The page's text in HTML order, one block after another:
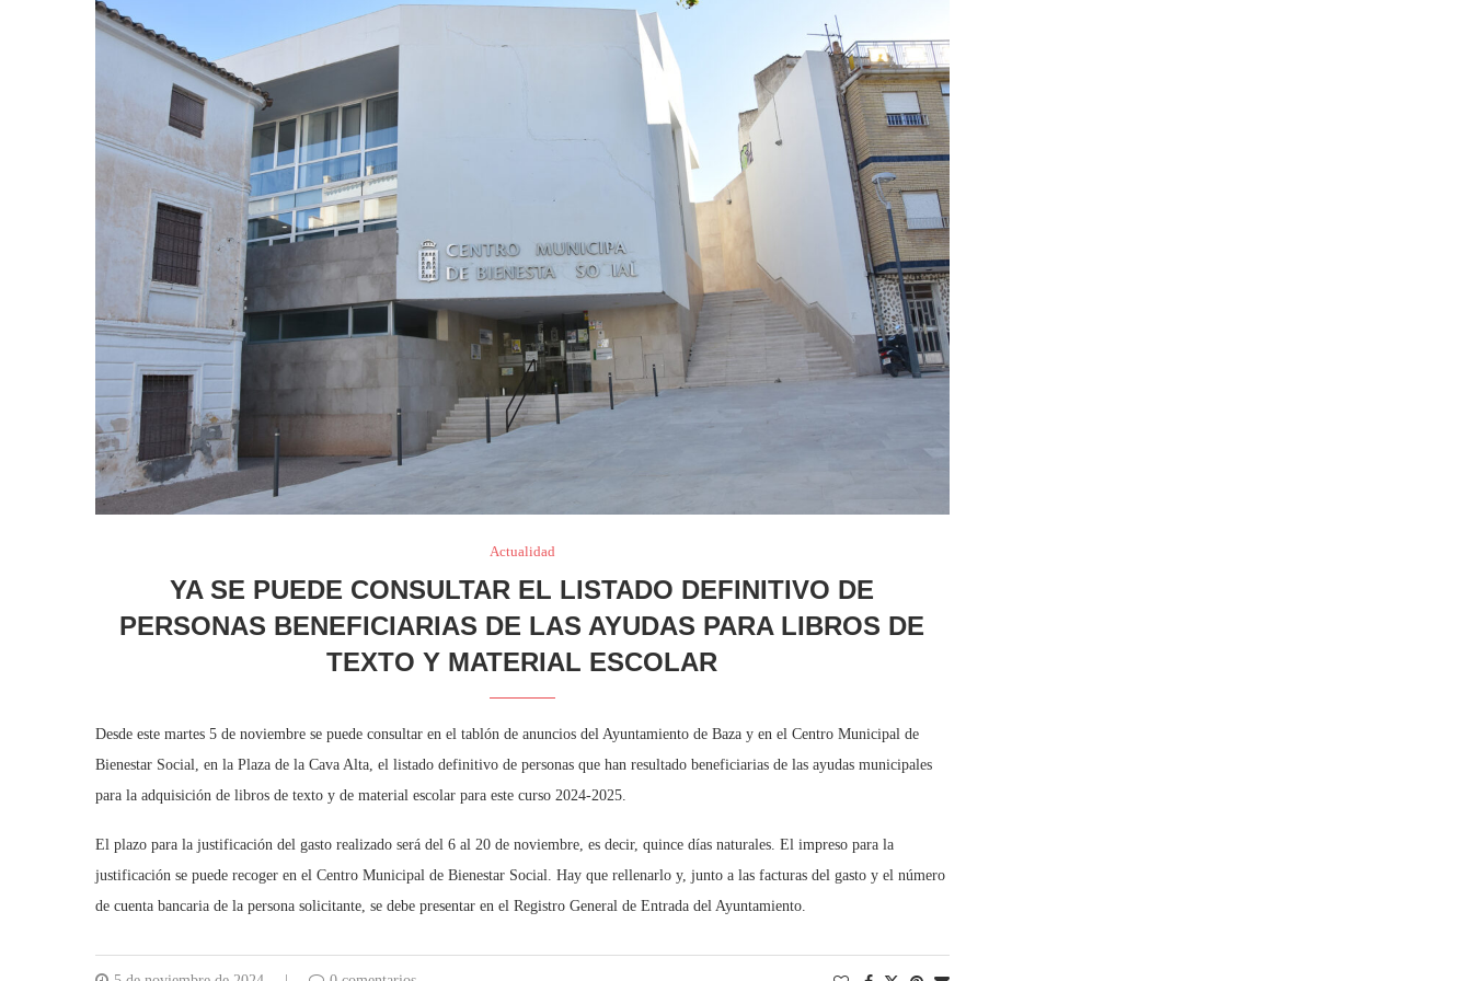
Actualidad
YA SE PUEDE CONSULTAR EL LISTADO DEFINITIVO DE
PERSONAS BENEFICIARIAS DE LAS AYUDAS PARA LIBROS DE
TEXTO Y MATERIAL ESCOLAR
Desde este martes 5 de noviembre se puede consultar en el tablón de anuncios del Ayuntamiento de Baza y en el Centro Municipal de
Bienestar Social, en la Plaza de la Cava Alta, el listado definitivo de personas que han resultado beneficiarias de las ayudas municipales
para la adquisición de libros de texto y de material escolar para este curso 2024-2025.
El plazo para la justificación del gasto realizado será del 6 al 20 de noviembre, es decir, quince días naturales. El impreso para la
justificación se puede recoger en el Centro Municipal de Bienestar Social. Hay que rellenarlo y, junto a las facturas del gasto y el número
de cuenta bancaria de la persona solicitante, se debe presentar en el Registro General de Entrada del Ayuntamiento.